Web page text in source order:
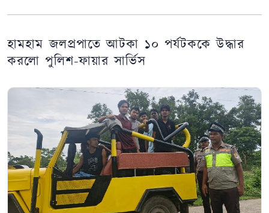
হামহাম জলপ্রপাতে আটকা ১০ পর্যটককে উদ্ধার
করলো পুলিশ-ফায়ার সার্ভিস